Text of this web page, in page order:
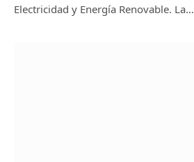
Electricidad y Energía Renovable. La…